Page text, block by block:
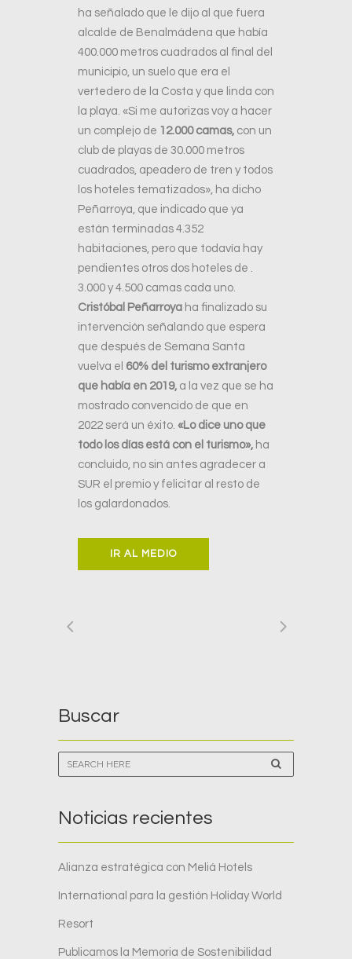
ha señalado que le dijo al que fuera
alcalde de Benalmádena que había
400.000 metros cuadrados al final del
municipio, un suelo que era el
vertedero de la Costa y que linda con
la playa. «Si me autorizas voy a hacer
un complejo de 12.000 camas, con un
club de playas de 30.000 metros
cuadrados, apeadero de tren y todos
los hoteles tematizados», ha dicho
Peñarroya, que indicado que ya
están terminadas 4.352
habitaciones, pero que todavía hay
pendientes otros dos hoteles de .
3.000 y 4.500 camas cada uno.
Cristóbal Peñarroya ha finalizado su
intervención señalando que espera
que después de Semana Santa
vuelva el 60% del turismo extranjero
que había en 2019, a la vez que se ha
mostrado convencido de que en
2022 será un éxito. «Lo dice uno que
todo los días está con el turismo», ha
concluido, no sin antes agradecer a
SUR el premio y felicitar al resto de
los galardonados.
IR AL MEDIO
Buscar
Noticias recientes
Alianza estratégica con Meliá Hotels
International para la gestión Holiday World
Resort
Publicamos la Memoria de Sostenibilidad